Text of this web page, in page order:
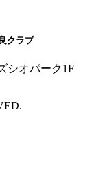
クラブ
シオパーク1F